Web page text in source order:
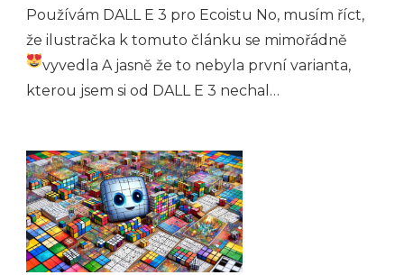
Používám DALL E 3 pro Ecoistu No, musím říct,
že ilustračka k tomuto článku se mimořádně
vyvedlaA jasně že to nebyla první varianta,
kterou jsem si od DALL E 3 nechal…